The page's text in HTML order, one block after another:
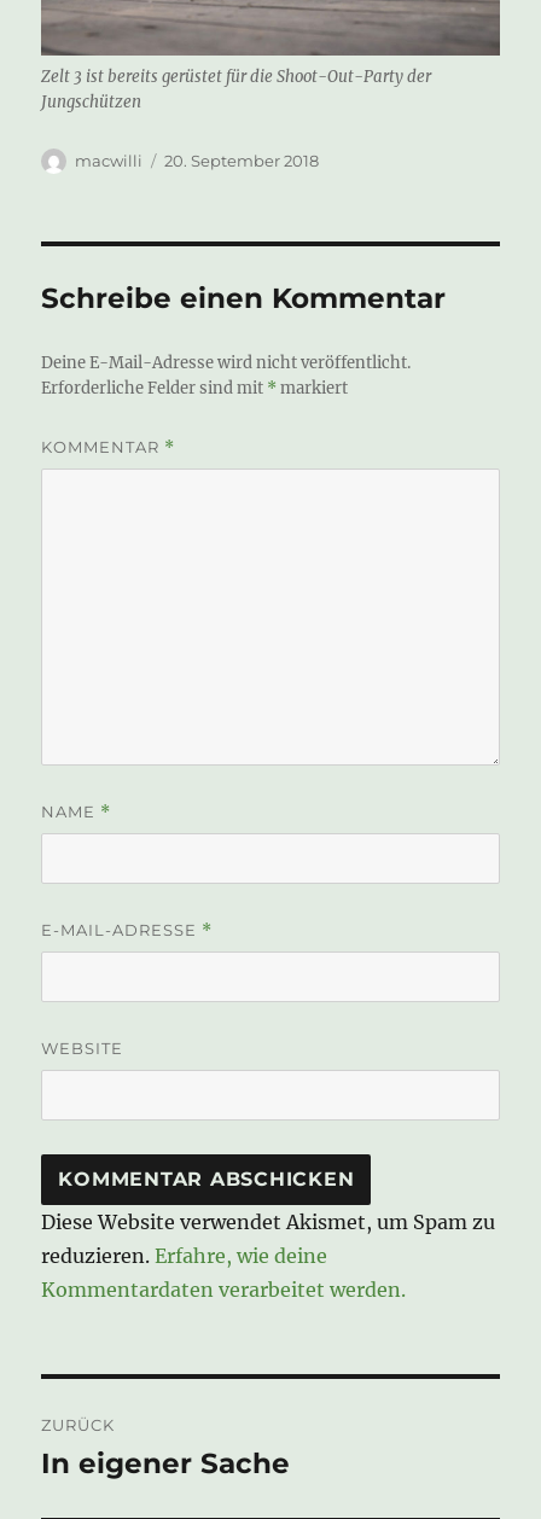
Zelt 3 ist bereits gerüstet für die Shoot-Out-Party der
Jungschützen
Autor
macwilli
Veröffentlicht
20. September 2018
Schreibe einen Kommentar
Deine E-Mail-Adresse wird nicht veröffentlicht.
Erforderliche Felder sind mit * markiert
KOMMENTAR *
NAME *
E-MAIL-ADRESSE *
WEBSITE
Diese Website verwendet Akismet, um Spam zu
reduzieren.Erfahre, wie deine
Kommentardaten verarbeitet werden.
ZURÜCK
Vorheriger
In eigener Sache